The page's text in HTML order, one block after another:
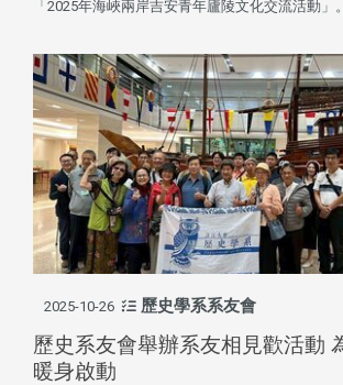
「2025年海峽兩岸吉安青年廬陵文化交流活動」。
2025-10-26 歷史學系系友會
歷史系友會舉辦系友相見歡活動
暖身啟動